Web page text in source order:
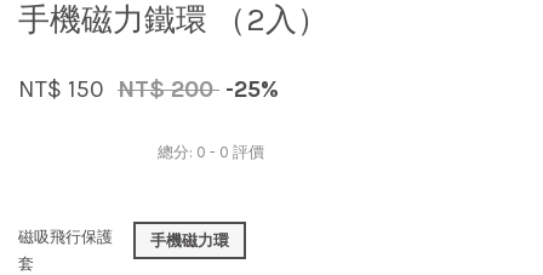
手機磁力鐵環 （2入）
NT$ 150 NT$ 200 -25%
總分: 0 - 0 評價
磁吸飛行保護
套
手機磁力環